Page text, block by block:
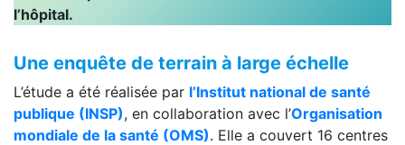
l’hôpital.
Une enquête de terrain à large échelle
L’étude a été réalisée par l’Institut national de santé
publique (INSP), en collaboration avec l’Organisation
mondiale de la santé (OMS). Elle a couvert 16 centres